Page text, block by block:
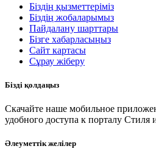
Біздің қызметтеріміз
Біздің жобаларымыз
Пайдалану шарттары
Бізге хабарласыңыз
Сайт картасы
Сұрау жіберу
Бізді қолдаңыз
Скачайте наше мобильное
удобного доступа к порталу Стиля
Әлеуметтік желілер